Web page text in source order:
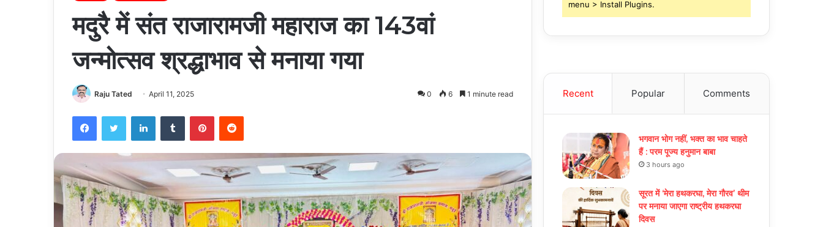
मदुरै में संत राजारामजी महाराज का 143वां
जन्मोत्सव श्रद्धाभाव से मनाया गया
Raju Tated April 11, 2025 0 6 1 minute read
FacebookTwitter LinkedInTumblr PinterestReddit
menu > Install Plugins.
Recent Popular Comments
भगवान भोग नहीं, भक्त का भाव चाहते
हैं : परम पूज्य हनुमान बाबा
3 hours ago
सूरत में ‘मेरा हथकरघा, मेरा गौरव’ थीम
पर मनाया जाएगा राष्ट्रीय हथकरघा
दिवस